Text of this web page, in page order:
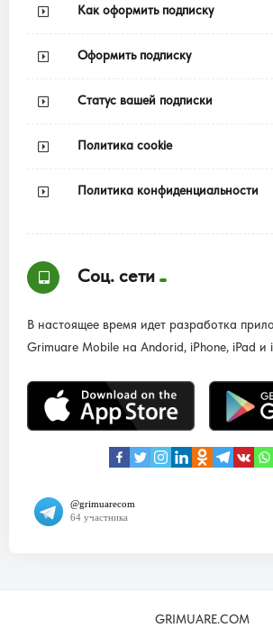
Как оформить подписку
Оформить подписку
Статус вашей подписки
Политика cookie
Политика конфиденциальности
Соц. сети
В настоящее время идет разработка
Grimuare Mobile на Andorid, iPhone, iPad и
GRIMUARE.COM